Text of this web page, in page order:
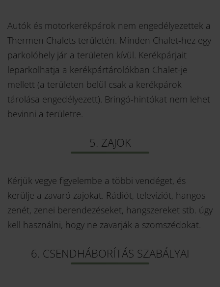
Autók és motorkerékpárok nem engedélyezettek a
Thermen Chalets területén. Minden Chalet-hez egy
parkolóhely jár a területen kívül. Kerékpárjait
leparkolhatja a kerékpártárolókban Chalet-je
mellett (a területen belül csak a kerékpárok
tárolása engedélyezett). Bringó-hintókat nem lehet
bevinni a területre.
5. ZAJOK
Kérjük vegye figyelembe a többi vendéget, és
kerülje a zavaró zajokat. Rádiót, televíziót, hangos
zenét, zenei berendezéseket, hangszereket stb. úgy
kell használni, hogy ne zavarják a szomszédokat.
6. CSENDHÁBORÍTÁS SZABÁLYAI